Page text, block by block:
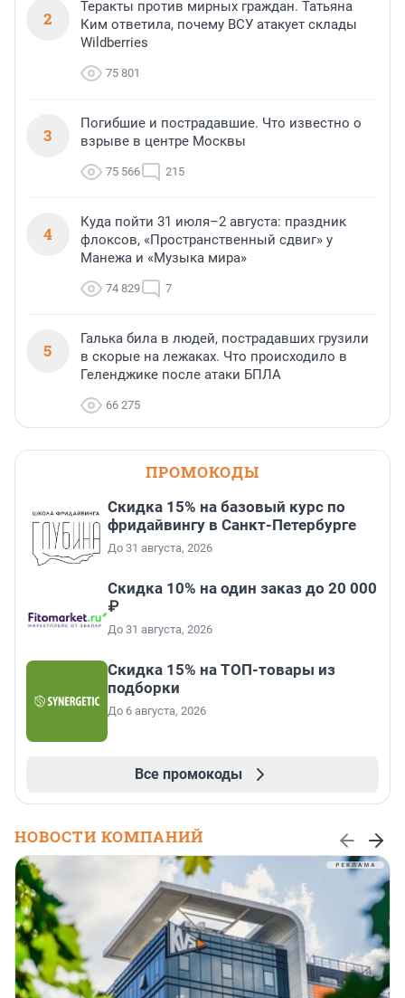
2
Теракты против мирных граждан. Татьяна
Ким ответила, почему ВСУ атакует склады
Wildberries
75 801
3
Погибшие и пострадавшие. Что известно о
взрыве в центре Москвы
75 566 215
4
Куда пойти 31 июля–2 августа: праздник
флоксов, «Пространственный сдвиг» у
Манежа и «Музыка мира»
74 829 7
5
Галька била в людей, пострадавших грузили
в скорые на лежаках. Что происходило в
Геленджике после атаки БПЛА
66 275
ПРОМОКОДЫ
Скидка 15% на базовый курс по
фридайвингу в Санкт-Петербурге
До 31 августа, 2026
Скидка 10% на один заказ до 20 000
₽
До 31 августа, 2026
Скидка 15% на ТОП-товары из
подборки
До 6 августа, 2026
Все промокоды
НОВОСТИ КОМПАНИЙ